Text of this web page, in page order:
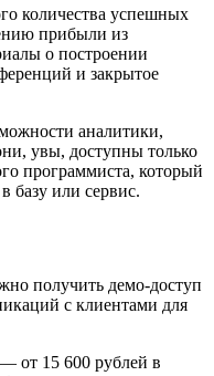
количества успешных
прибыли из
о построении
и закрытое
аналитики,
увы, доступны только
программиста, который
базу или сервис.
получить демо-доступ
с клиентами для
от 15 600 рублей в